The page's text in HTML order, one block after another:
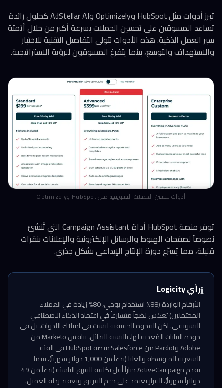
تبرز أدوات مثل HubSpot وOptimizely وAdStellar AI كحلول رائدة
تساعد المسوقين على تحسين الحملات بسرعة أكبر من خلال أتمتة
سير العمل الذكية. هذه الأدوات تتولى التفاصيل التقنية للاختبار
والاستهداف والتوسع، بينما يتفرغ المسوقون للرؤية الاستراتيجية.
أدوات تحسين الحملات التسويقية مثل HubSpot وOptimizely
توفر منصة HubSpot أداة Campaign Assistant التي تُنشئ
نصوصاً لصفحات الهبوط والرسائل الإلكترونية والإعلانات بنقرات
قليلة، مما يُسرّع دورة الإنتاج الإبداعي بشكل جذري.
ℹ️رأي Logicity
الأرقام الواردة (88% استخدام يومي، 80% زيادة في العملاء
المحتملين) تعكس نضجاً متسارعاً في اعتماد الذكاء الاصطناعي
التسويقي. لكن الفجوة الحقيقية ليست في امتلاك الأدوات، بل في
جودة البيانات المُغذية لها. بالنسبة للبدائل، تنافس Marketo من
Adobe وPardot من Salesforce منصة HubSpot في الفئة
السعرية المتوسطة والعليا (بدءاً من 1,000 دولار شهرياً)، بينما
تقدم ActiveCampaign خياراً أقل تكلفة للفرق الناشئة (بدءاً من 49
دولاراً شهرياً). القرار يعتمد على حجم الفريق وتعقيد رحلة العميل.